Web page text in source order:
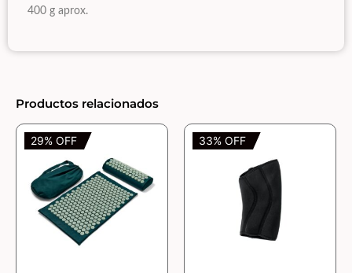
400 g aprox.
Productos relacionados
29% OFF 33% OFF